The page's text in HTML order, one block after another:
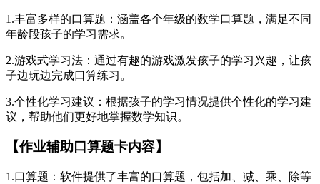
1.丰富多样的口算题：涵盖各个年级的数学口算题，满足不同
年龄段孩子的学习需求。
2.游戏式学习法：通过有趣的游戏激发孩子的学习兴趣，让孩
子边玩边完成口算练习。
3.个性化学习建议：根据孩子的学习情况提供个性化的学习建
议，帮助他们更好地掌握数学知识。
【作业辅助口算题卡内容】
1.口算题：软件提供了丰富的口算题，包括加、减、乘、除等